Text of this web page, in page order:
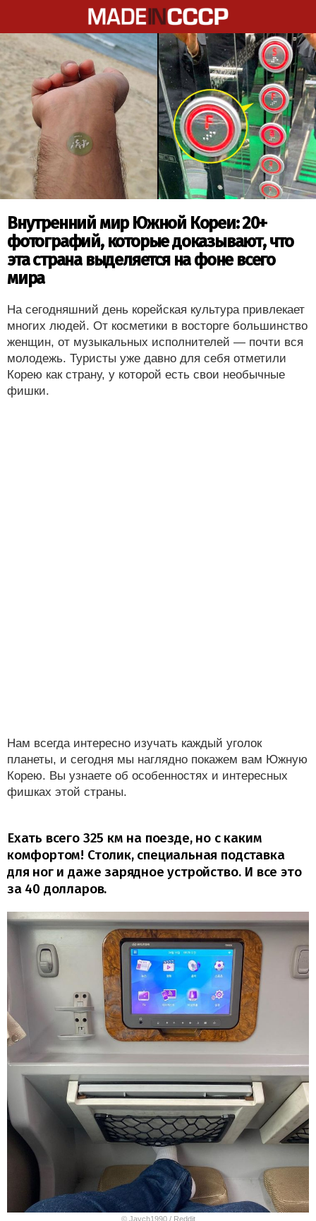
Внутренний мир Южной Кореи: 20+
фотографий, которые доказывают, что
эта страна выделяется на фоне всего
мира
На сегодняшний день корейская культура привлекает
многих людей. От косметики в восторге большинство
женщин, от музыкальных исполнителей — почти вся
молодежь. Туристы уже давно для себя отметили
Корею как страну, у которой есть свои необычные
фишки.
Нам всегда интересно изучать каждый уголок
планеты, и сегодня мы наглядно покажем вам Южную
Корею. Вы узнаете об особенностях и интересных
фишках этой страны.
Ехать всего 325 км на поезде, но с каким
комфортом! Столик, специальная подставка
для ног и даже зарядное устройство. И все это
за 40 долларов.
© Jaych1990 / Reddit